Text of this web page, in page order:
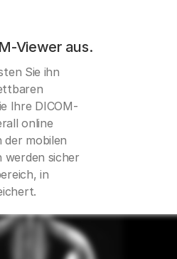
Viewer aus.
Sie ihn
Ihre DICOM-
online
der mobilen
werden sicher
in